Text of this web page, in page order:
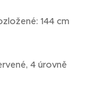
144 cm
4 úrovně